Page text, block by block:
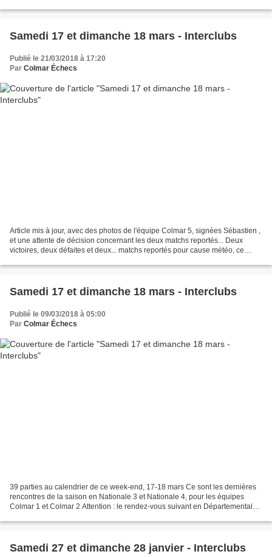
Samedi 17 et dimanche 18 mars - Interclubs
Publié le 21/03/2018 à 17:20
Par Colmar Échecs
Article mis à jour, avec des photos de l'équipe Colmar 5, signées Sébastien ,
et une attente de décision concernant les deux matchs reportés... Deux
victoires, deux défaites et deux... matchs reportés pour cause météo, ce
Samedi 17 et dimanche 18 mars - Interclubs
Publié le 09/03/2018 à 05:00
Par Colmar Échecs
39 parties au calendrier de ce week-end, 17-18 mars Ce sont les dernières
rencontres de la saison en Nationale 3 et Nationale 4, pour les équipes
Colmar 1 et Colmar 2 Attention : le rendez-vous suivant en Départementale
Samedi 27 et dimanche 28 janvier - Interclubs